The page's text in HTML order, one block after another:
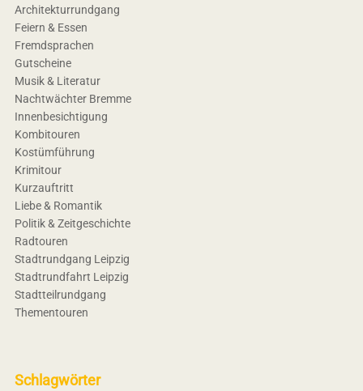
Architekturrundgang
Feiern & Essen
Fremdsprachen
Gutscheine
Musik & Literatur
Nachtwächter Bremme
Innenbesichtigung
Kombitouren
Kostümführung
Krimitour
Kurzauftritt
Liebe & Romantik
Politik & Zeitgeschichte
Radtouren
Stadtrundgang Leipzig
Stadtrundfahrt Leipzig
Stadtteilrundgang
Thementouren
Schlagwörter